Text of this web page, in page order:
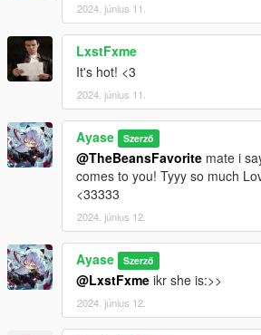
2024. június 11.
LxstFxme
It's hot! <3
2024. június 11.
Ayase Szerző
@TheBeansFavorite mate i
comes to you! Tyyy so much
<33333
2024. június 12.
Ayase Szerző
@LxstFxme ikr she is:>>
2024. június 12.